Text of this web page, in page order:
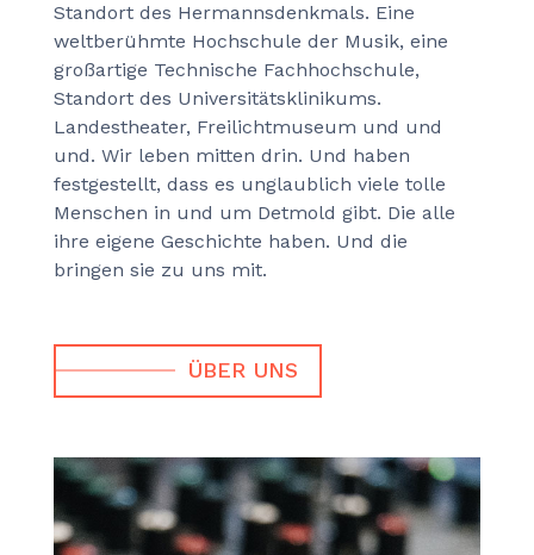
Standort des Hermannsdenkmals. Eine
weltberühmte Hochschule der Musik, eine
großartige Technische Fachhochschule,
Standort des Universitätsklinikums.
Landestheater, Freilichtmuseum und und
und. Wir leben mitten drin. Und haben
festgestellt, dass es unglaublich viele tolle
Menschen in und um Detmold gibt. Die alle
ihre eigene Geschichte haben. Und die
bringen sie zu uns mit.
ÜBER UNS